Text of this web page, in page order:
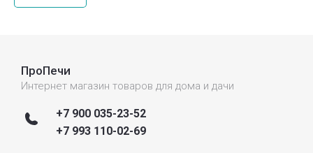
ПроПечи
Интернет магазин товаров для дома и дачи
+7 900 035-23-52
+7 993 110-02-69